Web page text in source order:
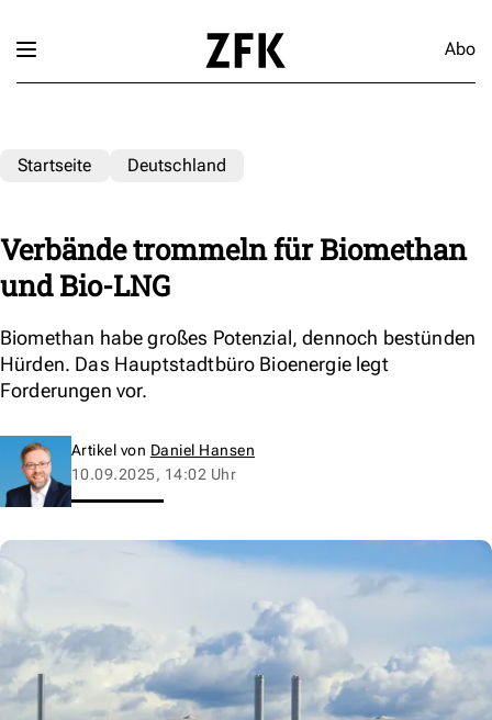
Abo
Startseite Deutschland
Verbände trommeln für Biomethan
und Bio-LNG
Biomethan habe großes Potenzial, dennoch bestünden
Hürden. Das Hauptstadtbüro Bioenergie legt
Forderungen vor.
Artikel von Daniel Hansen
10.09.2025, 14:02 Uhr